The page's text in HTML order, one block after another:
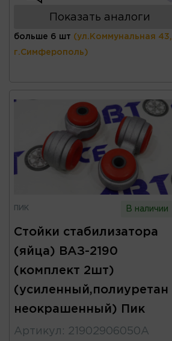
Показать аналоги
больше 6 шт (ул.Коммунальная 43,
г.Симферополь)
ПИК В наличии
Стойки стабилизатора
(яйца) ВАЗ-2190
(комплект 2шт)
(усиленный,полиуретан
неокрашенный) Пик
Артикул : 21902906050А